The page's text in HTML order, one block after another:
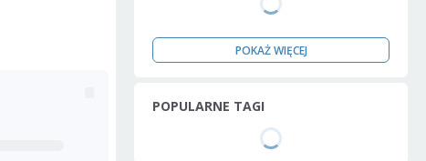
POKAŻ WIĘCEJ
POPULARNE TAGI